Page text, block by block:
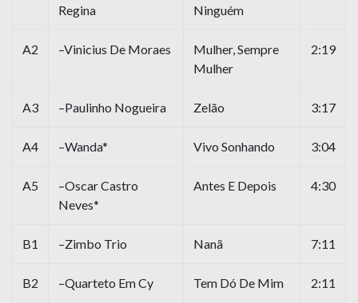
Regina
Ninguém
A2 –Vinicius De Moraes
Mulher, Sempre
Mulher
2:19
A3 –Paulinho Nogueira Zelão 3:17
A4 –Wanda* Vivo Sonhando 3:04
A5
–Oscar Castro
Neves*
Antes E Depois 4:30
B1 –Zimbo Trio Nanã 7:11
B2 –Quarteto Em Cy Tem Dó De Mim 2:11